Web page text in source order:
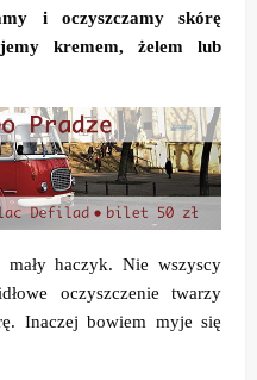
i oczyszczamy skórę
kremem, żelem lub
haczyk. Nie wszyscy
oczyszczenie twarzy
Inaczej bowiem myje się